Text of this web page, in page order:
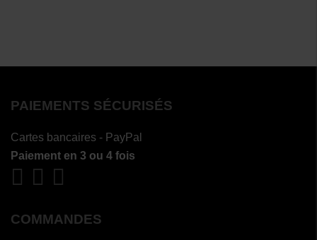
PAIEMENTS SÉCURISÉS
Cartes bancaires - PayPal
Paiement en 3 ou 4 fois
COMMANDES